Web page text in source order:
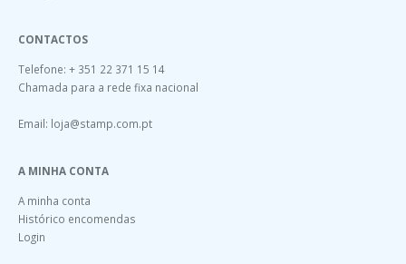
CONTACTOS
Telefone: + 351 22 371 15 14
Chamada para a rede fixa nacional
Email: loja@stamp.com.pt
A MINHA CONTA
A minha conta
Histórico encomendas
Login